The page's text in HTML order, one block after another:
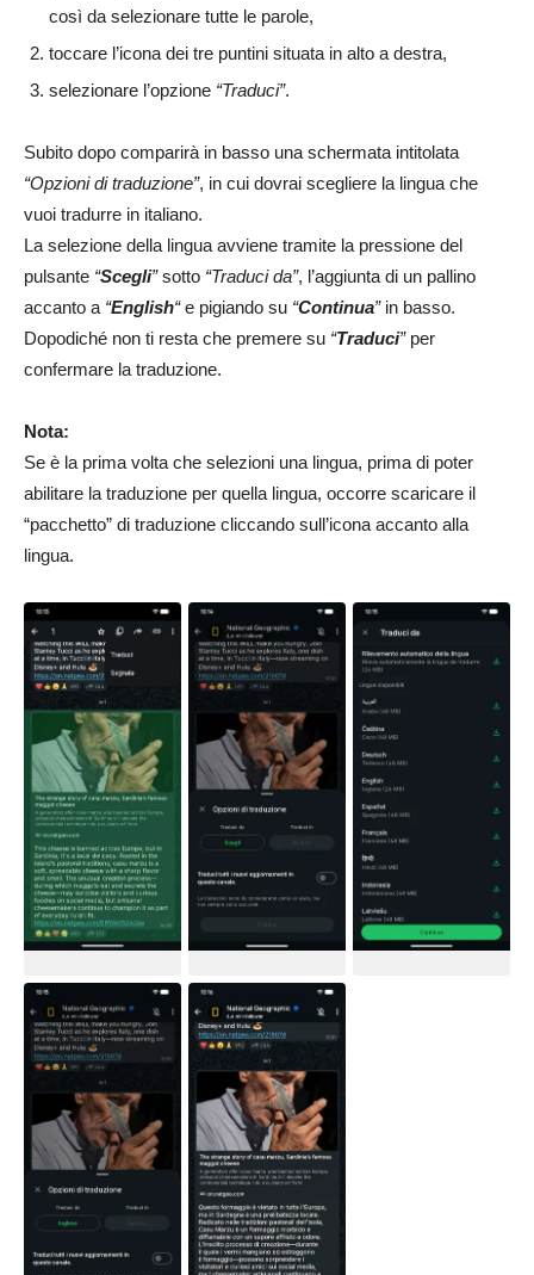
così da selezionare tutte le parole,
toccare l’icona dei tre puntini situata in alto a destra,
selezionare l’opzione “Traduci”.
Subito dopo comparirà in basso una schermata intitolata
“Opzioni di traduzione”, in cui dovrai scegliere la lingua che
vuoi tradurre in italiano.
La selezione della lingua avviene tramite la pressione del
pulsante “Scegli”sotto “Traduci da”, l’aggiunta di un pallino
accanto a “English“e pigiando su “Continua”in basso.
Dopodiché non ti resta che premere su “Traduci”per
confermare la traduzione.
Nota:
Se è la prima volta che selezioni una lingua, prima di poter
abilitare la traduzione per quella lingua, occorre scaricare il
“pacchetto” di traduzione cliccando sull’icona accanto alla
lingua.